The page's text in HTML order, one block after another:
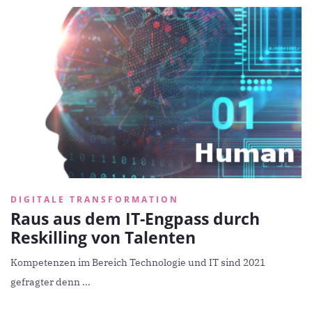
DIGITALE TRANSFORMATION
Raus aus dem IT-Engpass durch
Reskilling von Talenten
Kompetenzen im Bereich Technologie und IT sind 2021
gefragter denn ...